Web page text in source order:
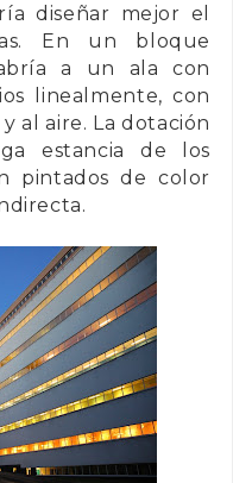
diseñar mejor el
En un bloque
a un ala con
linealmente, con
al aire. La dotación
estancia de los
pintados de color